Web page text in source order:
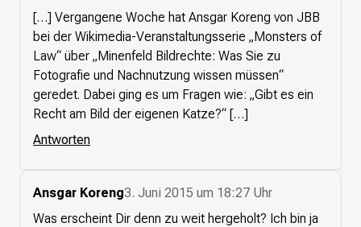
Suchanfrage
Suchen
Zum Inhalt überspringen
[…] Vergangene Woche hat Ansgar Koreng von JBB
bei der Wikimedia-Veranstaltungsserie „Monsters of
Law“ über „Minenfeld Bildrechte: Was Sie zu
Fotografie und Nachnutzung wissen müssen“
geredet. Dabei ging es um Fragen wie: „Gibt es ein
Recht am Bild der eigenen Katze?“ […]
Antworten
Ansgar Koreng3. Juni 2015 um 18:27 Uhr
Was erscheint Dir denn zu weit hergeholt? Ich bin ja